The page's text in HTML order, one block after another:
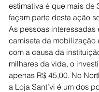
estimativa é que mais de
façam parte desta ação
As pessoas interessadas
camiseta da mobilização
com a causa da
milhares da vida, o
apenas R$ 45,00. No
a Loja Sant’vi é um dos